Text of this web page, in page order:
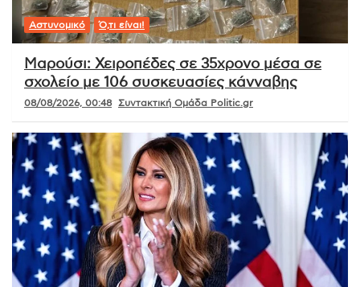
Αστυνομικό Ό,τι είναι!
Μαρούσι: Χειροπέδες σε 35χρονο μέσα σε
σχολείο με 106 συσκευασίες κάνναβης
08/08/2026, 00:48 Συντακτική Ομάδα Politic.gr